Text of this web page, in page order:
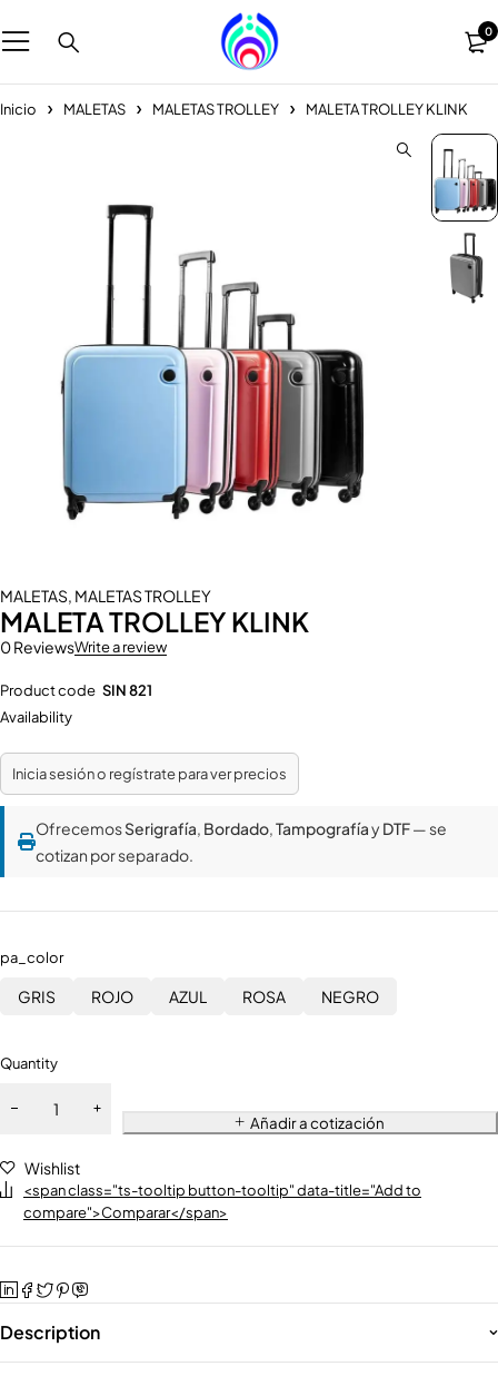
0
Inicio MALETAS MALETAS TROLLEY MALETA TROLLEY KLINK
MALETAS, MALETAS TROLLEY
MALETA TROLLEY KLINK
0 ReviewsWrite a review
Product code SIN 821
Availability
Inicia sesión o regístrate para ver precios
OfrecemosSerigrafía, Bordado,TampografíayDTF— se
cotizan por separado.
pa_color
GRIS ROJO AZUL ROSA NEGRO
Quantity
Añadir a cotización
Wishlist
<span class="ts-tooltip button-tooltip" data-title="Add to
compare">Comparar</span>
Description